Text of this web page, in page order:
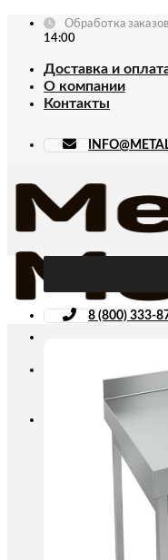
Skip
Обработка
14:00
Доставка и
О компании
Контакты
8 (800) 333-